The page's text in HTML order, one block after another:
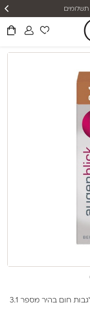
/ צבע לגבות חום בהיר מספר 3.1